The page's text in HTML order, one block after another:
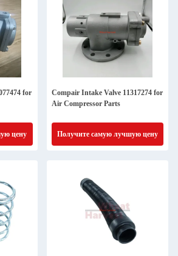
for
цену
Compair Intake Valve 11317274 for
Air Compressor Parts
Получите самую лучшую цену